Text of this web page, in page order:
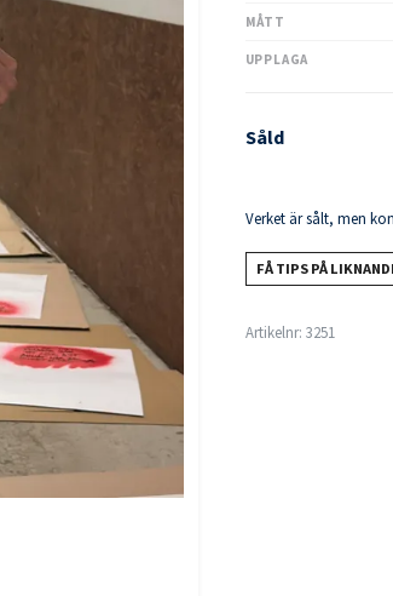
MÅTT
UPPLAGA
Såld
Verket är sålt, men
FÅ TIPS PÅ
Artikelnr: 3251